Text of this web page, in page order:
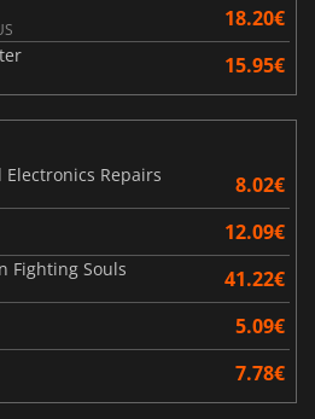
18.20€
15.95€
Electronics Repairs
8.02€
12.09€
Fighting Souls 41.22€
5.09€
7.78€